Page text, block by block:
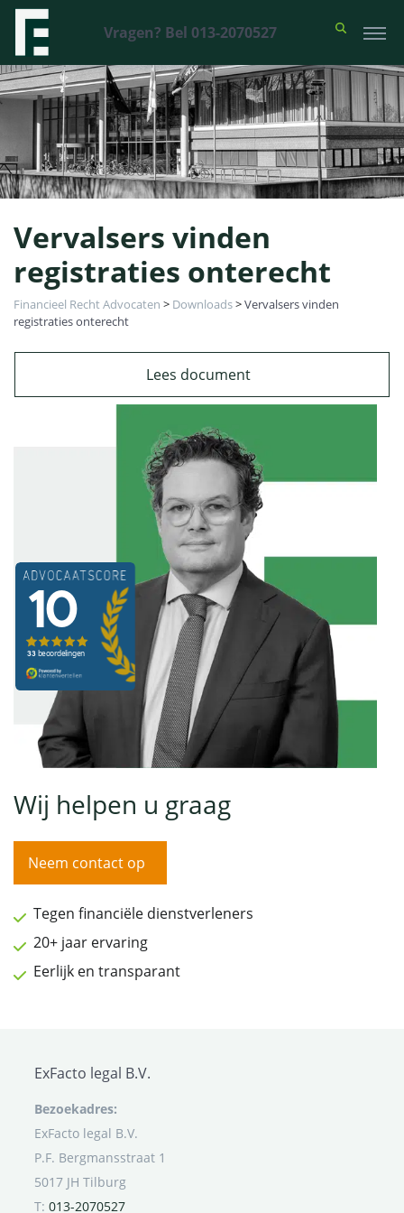
Vragen? Bel 013-2070527
Vervalsers vinden
registraties onterecht
Financieel Recht Advocaten > Downloads>Vervalsers vinden
registraties onterecht
Lees document
Wij helpen u graag
Neem contact op
Tegen financiële dienstverleners
20+ jaar ervaring
Eerlijk en transparant
ExFacto legal B.V.
Bezoekadres:
ExFacto legal B.V.
P.F. Bergmansstraat 1
5017 JH Tilburg
T: 013-2070527